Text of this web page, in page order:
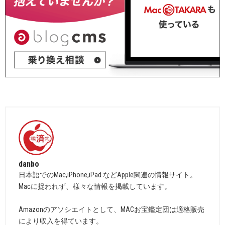
danbo
日本語でのMac,iPhone,iPad などApple関連の情報サイト。
Macに捉われず、様々な情報を掲載しています。
Amazonのアソシエイトとして、MACお宝鑑定団は適格販売
により収入を得ています。